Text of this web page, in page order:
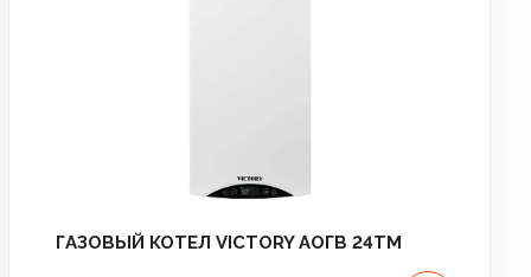
ГАЗОВЫЙ КОТЕЛ VICTORY АОГВ 24TM